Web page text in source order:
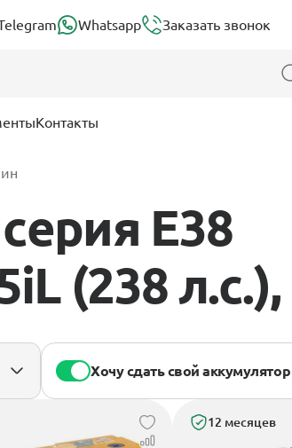
Whatsapp Заказать звонок
Контакты
E38
(238
Хочу сдать свой аккумулятор
12 месяцев